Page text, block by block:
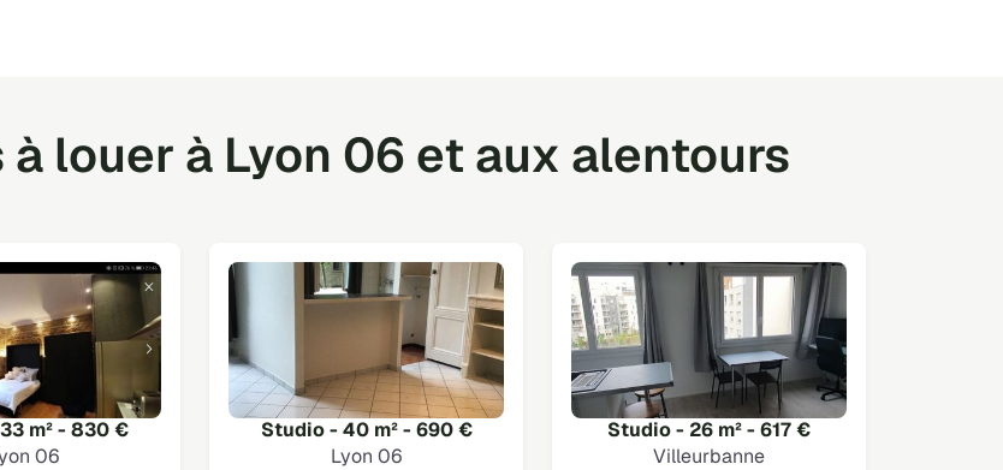
louer à Lyon 06 et aux alentours
m² - 830 €
06
Studio - 40 m² - 690 €
Lyon 06
Studio - 26 m² - 617 €
Villeurbanne